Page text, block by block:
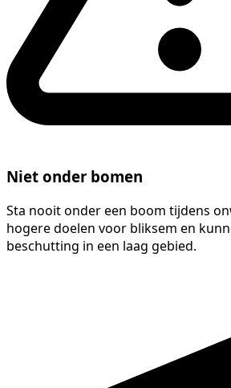
Niet onder bomen
Sta nooit onder een boom tijdens
hogere doelen voor bliksem en
beschutting in een laag gebied.